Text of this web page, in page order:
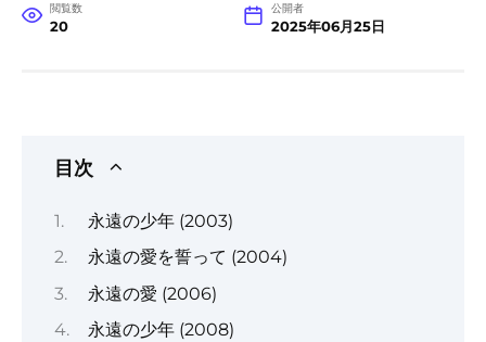
閲覧数
20
公開者
2025年06月25日
目次
永遠の少年 (2003)
永遠の愛を誓って (2004)
永遠の愛 (2006)
永遠の少年 (2008)